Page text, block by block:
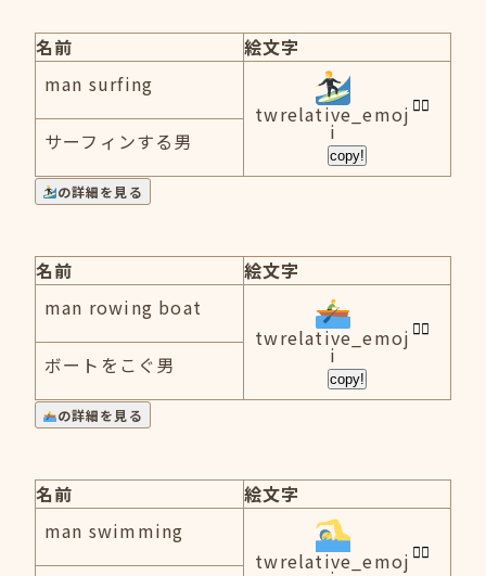
名前
絵文字
man surfing
twrelative_emoj
i
copy!
サーフィンする男
の詳細を見る
名前
絵文字
man rowing boat
twrelative_emoj
i
copy!
ボートをこぐ男
の詳細を見る
名前
絵文字
man swimming
twrelative_emoj